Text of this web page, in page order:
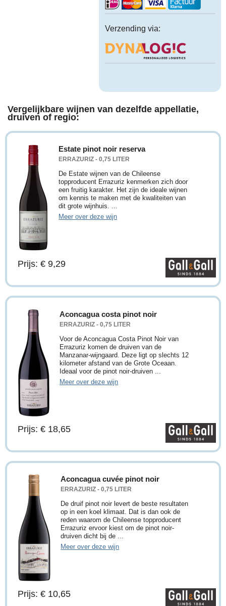
Verzending via:
Vergelijkbare wijnen van dezelfde appellatie,
druiven of regio:
Estate pinot noir reserva
ERRAZURIZ - 0,75 LITER
De Estate wijnen van de Chileense
topproducent Errazuriz kenmerken zich door
een fruitig karakter. Het zijn de ideale wijnen
om kennis te maken met de kwaliteiten van
dit grote wijnhuis. ...
Meer over deze wijn
Prijs: € 9,29
Aconcagua costa pinot noir
ERRAZURIZ - 0,75 LITER
Voor de Aconcagua Costa Pinot Noir van
Errazuriz komen de druiven van de
Manzanar-wijngaard. Deze ligt op slechts 12
kilometer afstand van de Grote Oceaan.
Ideaal voor de pinot noir-druiven ...
Meer over deze wijn
Prijs: € 18,65
Aconcagua cuvée pinot noir
ERRAZURIZ - 0,75 LITER
De druif pinot noir levert de beste resultaten
op in een koel klimaat. Dat is dan ook de
reden waarom de Chileense topproducent
Errazuriz ervoor kiest om de pinot noir-
druiven dicht bij de ...
Meer over deze wijn
Prijs: € 10,65